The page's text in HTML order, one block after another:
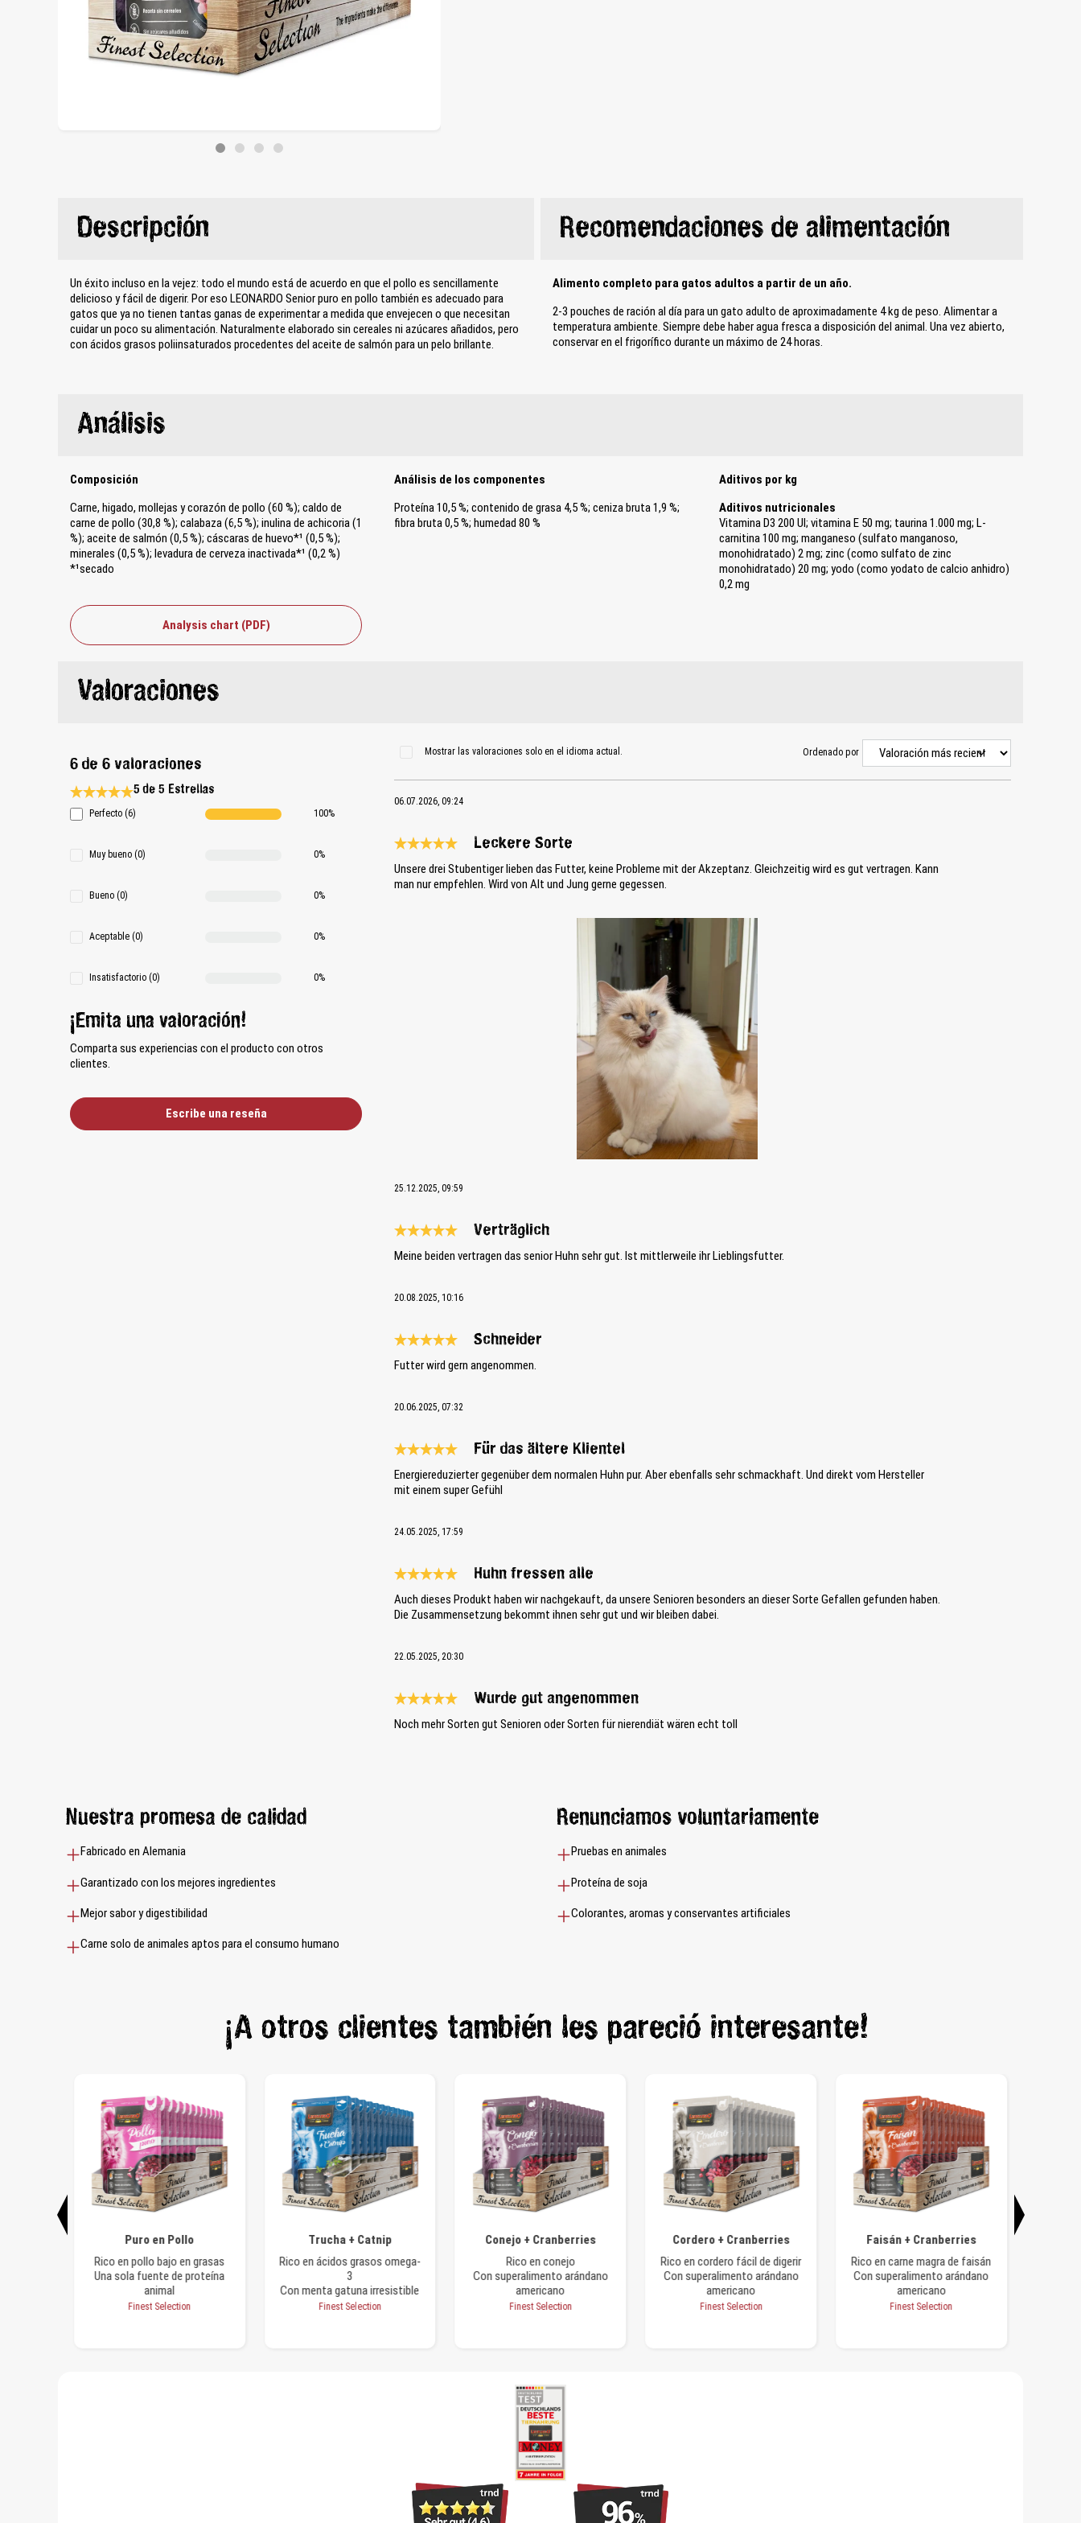
Descripción
Un éxito incluso en la vejez: todo el mundo está de acuerdo en que el pollo es sencillamente
delicioso y fácil de digerir. Por eso LEONARDO Senior puro en pollo también es adecuado para
gatos que ya no tienen tantas ganas de experimentar a medida que envejecen o que necesitan
cuidar un poco su alimentación. Naturalmente elaborado sin cereales ni azúcares añadidos, pero
con ácidos grasos poliinsaturados procedentes del aceite de salmón para un pelo brillante.
Recomendaciones de alimentación
Alimento completo para gatos adultos a partir de un año.
2-3 pouches de ración al día para un gato adulto de aproximadamente 4 kg de peso. Alimentar a
temperatura ambiente. Siempre debe haber agua fresca a disposición del animal. Una vez abierto,
conservar en el frigorífico durante un máximo de 24 horas.
Análisis
Composición
Carne, higado, mollejas y corazón de pollo (60 %); caldo de
carne de pollo (30,8 %); calabaza (6,5 %); inulina de achicoria (1
%); aceite de salmón (0,5 %); cáscaras de huevo*¹ (0,5 %);
minerales (0,5 %); levadura de cerveza inactivada*¹ (0,2 %)
*¹secado
Análisis de los componentes
Proteína 10,5 %; contenido de grasa 4,5 %; ceniza bruta 1,9 %;
fibra bruta 0,5 %; humedad 80 %
Aditivos por kg
Aditivos nutricionales
Vitamina D3 200 UI; vitamina E 50 mg; taurina 1.000 mg; L-
carnitina 100 mg; manganeso (sulfato manganoso,
monohidratado) 2 mg; zinc (como sulfato de zinc
monohidratado) 20 mg; yodo (como yodato de calcio anhidro)
0,2 mg
Analysis chart (PDF)
Valoraciones
6 de 6 valoraciones
Calificación promedio de 5 de 5 estrellas
5 de 5 Estrellas
Perfecto (6) 100%
Muy bueno (0) 0%
Bueno (0) 0%
Aceptable (0) 0%
Insatisfactorio (0) 0%
¡Emita una valoración!
Comparta sus experiencias con el producto con otros
clientes.
Escribe una reseña
Mostrar las valoraciones solo en el idioma actual. Ordenado por
06.07.2026, 09:24
Leckere Sorte
Unsere drei Stubentiger lieben das Futter, keine Probleme mit der Akzeptanz. Gleichzeitig wird es gut vertragen. Kann
man nur empfehlen. Wird von Alt und Jung gerne gegessen.
25.12.2025, 09:59
Verträglich
Meine beiden vertragen das senior Huhn sehr gut. Ist mittlerweile ihr Lieblingsfutter.
20.08.2025, 10:16
Schneider
Futter wird gern angenommen.
20.06.2025, 07:32
Für das ältere Klientel
Energiereduzierter gegenüber dem normalen Huhn pur. Aber ebenfalls sehr schmackhaft. Und direkt vom Hersteller
mit einem super Gefühl
24.05.2025, 17:59
Huhn fressen alle
Auch dieses Produkt haben wir nachgekauft, da unsere Senioren besonders an dieser Sorte Gefallen gefunden haben.
Die Zusammensetzung bekommt ihnen sehr gut und wir bleiben dabei.
22.05.2025, 20:30
Wurde gut angenommen
Noch mehr Sorten gut Senioren oder Sorten für nierendiät wären echt toll
Nuestra promesa de calidad
Fabricado en Alemania
Garantizado con los mejores ingredientes
Mejor sabor y digestibilidad
Carne solo de animales aptos para el consumo humano
Renunciamos voluntariamente
Pruebas en animales
Proteína de soja
Colorantes, aromas y conservantes artificiales
¡A otros clientes también les pareció interesante!
Puro en Pollo
Rico en pollo bajo en grasas
Una sola fuente de proteína
animal
Finest Selection
Trucha + Catnip
Rico en ácidos grasos omega-
3
Con menta gatuna irresistible
Finest Selection
Conejo + Cranberries
Rico en conejo
Con superalimento arándano
americano
Finest Selection
Cordero + Cranberries
Rico en cordero fácil de digerir
Con superalimento arándano
americano
Finest Selection
Faisán + Cranberries
Rico en carne magra de faisán
Con superalimento arándano
americano
Finest Selection